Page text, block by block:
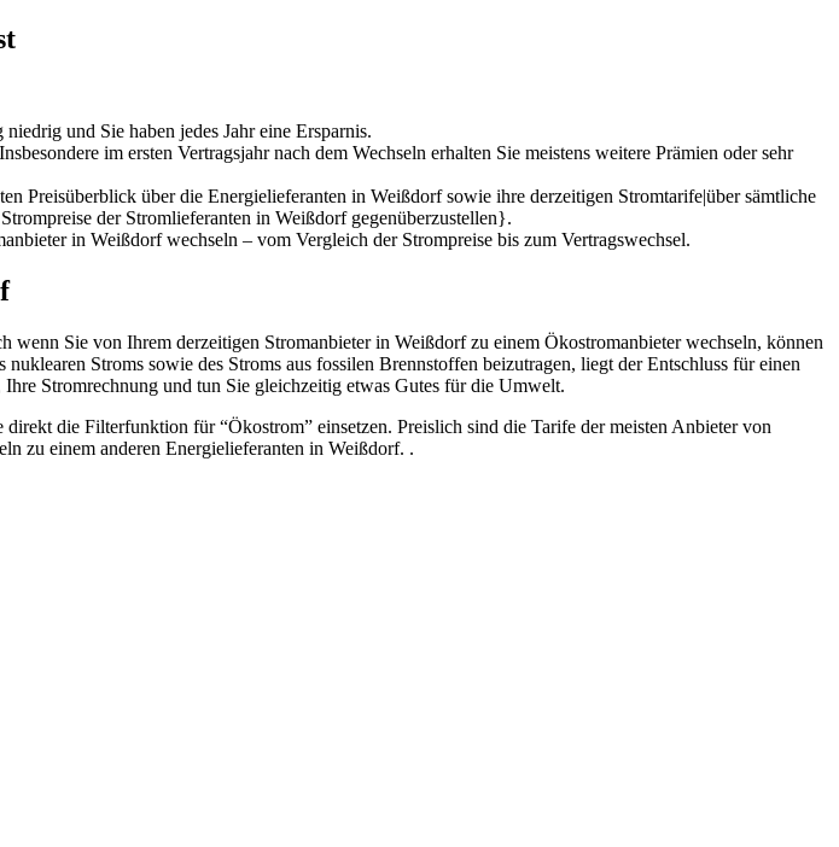
und Sie haben jedes Jahr eine Ersparnis.
Insbesondere im ersten Vertragsjahr nach dem Wechseln erhalten Sie meistens weitere Prämien oder sehr
Preisüberblick über die Energielieferanten in Weißdorf sowie ihre derzeitigen Stromtarife|über sämtliche
der Stromlieferanten in Weißdorf gegenüberzustellen}.
in Weißdorf wechseln – vom Vergleich der Strompreise bis zum Vertragswechsel.
Sie von Ihrem derzeitigen Stromanbieter in Weißdorf zu einem Ökostromanbieter wechseln, können
Stroms sowie des Stroms aus fossilen Brennstoffen beizutragen, liegt der Entschluss für einen
Stromrechnung und tun Sie gleichzeitig etwas Gutes für die Umwelt.
die Filterfunktion für “Ökostrom” einsetzen. Preislich sind die Tarife der meisten Anbieter von
zu einem anderen Energielieferanten in Weißdorf. .